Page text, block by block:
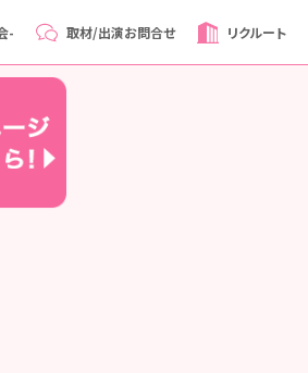
- 取材/出演お問合せ リクルート